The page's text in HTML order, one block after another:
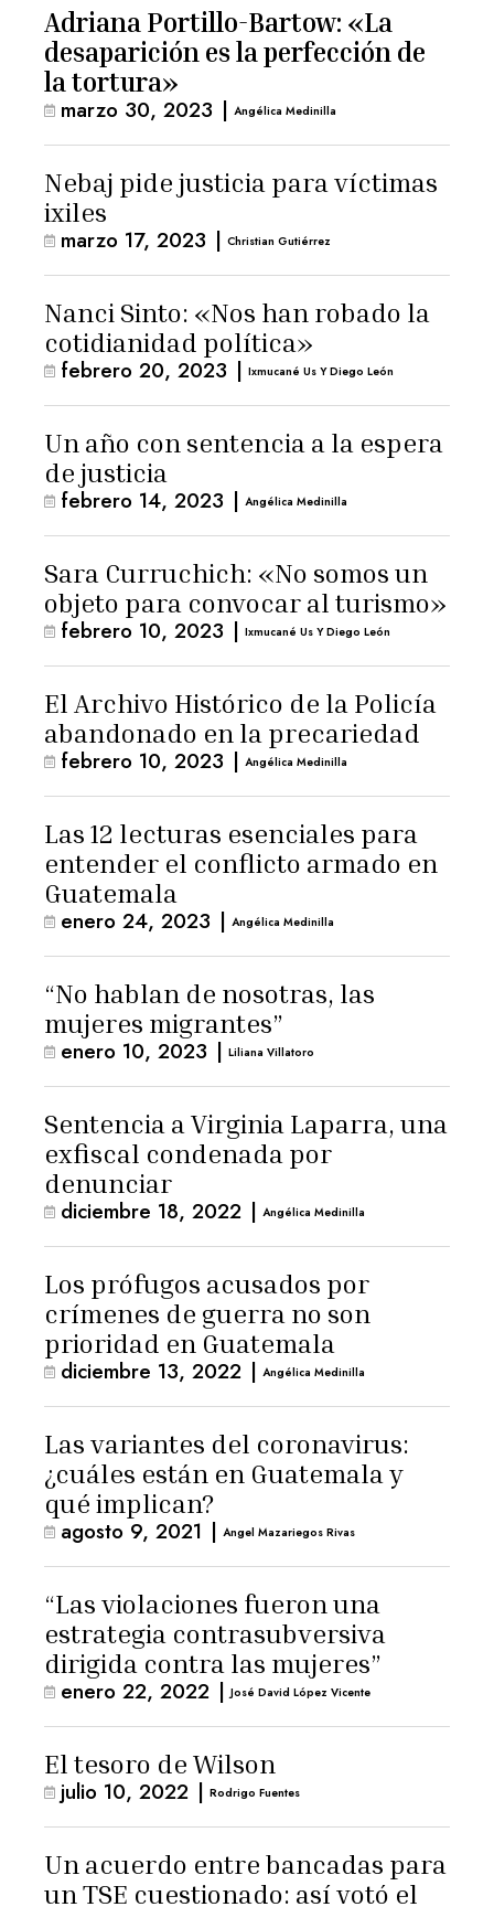
Adriana Portillo-Bartow: «La
desaparición es la perfección de
la tortura»
marzo 30, 2023 | Angélica Medinilla
Nebaj pide justicia para víctimas
ixiles
marzo 17, 2023 | Christian Gutiérrez
Nanci Sinto: «Nos han robado la
cotidianidad política»
febrero 20, 2023 | Ixmucané Us Y Diego León
Un año con sentencia a la espera
de justicia
febrero 14, 2023 | Angélica Medinilla
Sara Curruchich: «No somos un
objeto para convocar al turismo»
febrero 10, 2023 | Ixmucané Us Y Diego León
El Archivo Histórico de la Policía
abandonado en la precariedad
febrero 10, 2023 | Angélica Medinilla
Las 12 lecturas esenciales para
entender el conflicto armado en
Guatemala
enero 24, 2023 | Angélica Medinilla
“No hablan de nosotras, las
mujeres migrantes”
enero 10, 2023 | Liliana Villatoro
Sentencia a Virginia Laparra, una
exfiscal condenada por
denunciar
diciembre 18, 2022 | Angélica Medinilla
Los prófugos acusados por
crímenes de guerra no son
prioridad en Guatemala
diciembre 13, 2022 | Angélica Medinilla
Las variantes del coronavirus:
¿cuáles están en Guatemala y
qué implican?
agosto 9, 2021 | Angel Mazariegos Rivas
“Las violaciones fueron una
estrategia contrasubversiva
dirigida contra las mujeres”
enero 22, 2022 | José David López Vicente
El tesoro de Wilson
julio 10, 2022 | Rodrigo Fuentes
Un acuerdo entre bancadas para
un TSE cuestionado: así votó el